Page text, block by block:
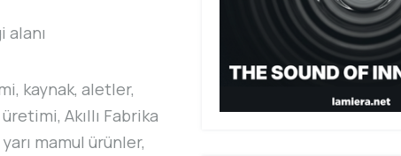
kaynak, aletler,
Akıllı Fabrika
mamul ürünler,